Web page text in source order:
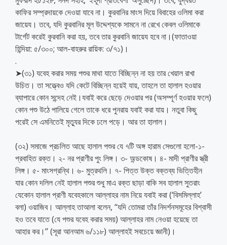
কাফির সম্প্রদায়কে দেওয়া যাবে না। কুরবানির মাংস দিয়ে বিবাহের ওলিমা করা
জায়েয। তবে, যদি কুরবানির মূল উদ্দেশ্যকে সামনে না রেখে কেবল ওলিমাকে
টার্গেট করেই কুরবানি করা হয়, তবে তার কুরবানি জায়েয হবে না।(ফাতাওয়া
হিন্দিয়া: ৫/৩০০; আল-বাহরুর রায়িক: ৩/৭১)।
.
➤(৩১) যবেহ করার সময় পশুর মাথা যাতে বিচ্ছিন্ন না হয় তার খেয়াল রাখা
উচিত। তা সত্ত্বেও যদি কেটে বিচ্ছিন্ন হয়েই যায়, তাহলে তা হালাল হওয়ার
ব্যাপারে কোন সন্দেহ নেই।যবাই করে ছেড়ে দেওয়ার পর (অসম্পূর্ণ হওয়ার ফলে)
কোন পশু উঠে পালিয়ে গেলে তাকে ধরে পুনরায় যবাই করা যায়। নতুবা কিছু
পরেই সে এমনিতেই মৃত্যুর দিকে ঢলে পড়ে। আর তা হালাল।
(৩২) সমাজে প্রচলিত আছে হালাল পশুর যে ৭টি অঙ্গ হারাম সেগুলো হলো-১-
প্রবাহিত রক্ত। ২- নর প্রাণীর পুং লিঙ্গ। ৩- অন্ডকোষ। ৪- মাদী প্রাণীর স্ত্রী
লিঙ্গ। ৫- মাংসগ্রন্থি। ৬- মুত্রথলি। ৭- পিত্ত উক্ত বক্তব্য ভিত্তিহীন
যার কোন দলিল নেই হালাল পশুর শুধু মাএ রক্ত ছাড়া বাকি সব হালাল সুতরাং
যেকোন হালাল প্রাণী যবেহকালে আল্লাহর নাম নিয়ে যবাই করা (‘বিসমিল্লাহ’
বলা) ওয়াজিব। আল্লাহ তাআলা বলেন, ‘‘যদি তোমরা তাঁর নিদর্শনসমূহের বিশ্বাসী
হও তবে যাতে (যে পশুর যবেহ করার সময়) আল্লাহর নাম নেওয়া হয়েছে তা
আহার কর।’’ (সূরা আনআম ৬/১১৮) আল্লাহই সবচেয়ে জ্ঞানী)।